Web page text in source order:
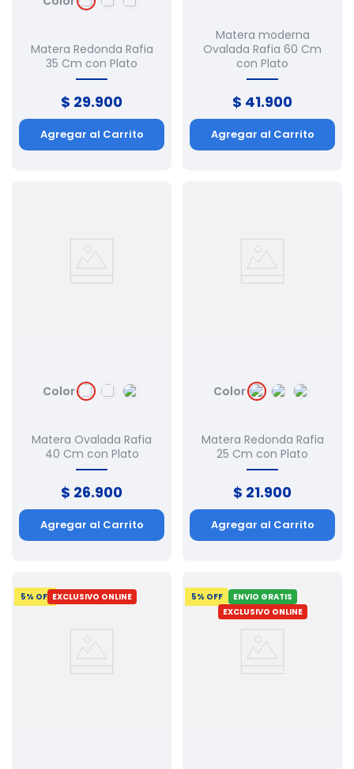
Matera Redonda Rafia
35 Cm con Plato
$ 29.900
Agregar al Carrito
Matera moderna
Ovalada Rafia 60 Cm
con Plato
$ 41.900
Agregar al Carrito
Color
Matera Ovalada Rafia
40 Cm con Plato
$ 26.900
Agregar al Carrito
Color
Matera Redonda Rafia
25 Cm con Plato
$ 21.900
Agregar al Carrito
5% OFF EXCLUSIVO ONLINE 5% OFF
ENVIO GRATIS
EXCLUSIVO ONLINE